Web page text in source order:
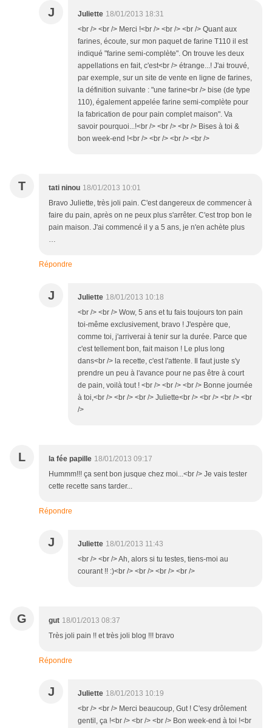
J Juliette 18/01/2013 18:31
<br /> <br /> Merci !<br /> <br /> <br /> Quant aux
farines, écoute, sur mon paquet de farine T110 il est
indiqué "farine semi-complète". On trouve les deux
appellations en fait, c'est<br /> étrange...! J'ai trouvé,
par exemple, sur un site de vente en ligne de farines,
la définition suivante : "une farine<br /> bise (de type
110), également appelée farine semi-complète pour
la fabrication de pour pain complet maison". Va
savoir pourquoi...!<br /> <br /> <br /> Bises à toi &
bon week-end !<br /> <br /> <br /> <br />
T tati ninou 18/01/2013 10:01
Bravo Juliette, très joli pain. C'est dangereux de commencer à
faire du pain, après on ne peux plus s'arrêter. C'est trop bon le
pain maison. J'ai commencé il y a 5 ans, je n'en achète plus
…
Répondre
J Juliette 18/01/2013 10:18
<br /> <br /> Wow, 5 ans et tu fais toujours ton pain
toi-même exclusivement, bravo ! J'espère que,
comme toi, j'arriverai à tenir sur la durée. Parce que
c'est tellement bon, fait maison ! Le plus long
dans<br /> la recette, c'est l'attente. Il faut juste s'y
prendre un peu à l'avance pour ne pas être à court
de pain, voilà tout ! <br /> <br /> <br /> Bonne journée
à toi,<br /> <br /> <br /> Juliette<br /> <br /> <br /> <br
/>
L la fée papille 18/01/2013 09:17
Hummm!!! ça sent bon jusque chez moi...<br /> Je vais tester
cette recette sans tarder...
Répondre
J Juliette 18/01/2013 11:43
<br /> <br /> Ah, alors si tu testes, tiens-moi au
courant !! :)<br /> <br /> <br /> <br />
G gut 18/01/2013 08:37
Très joli pain !! et très joli blog !!! bravo
Répondre
J Juliette 18/01/2013 10:19
<br /> <br /> Merci beaucoup, Gut ! C'esy drôlement
gentil, ça !<br /> <br /> <br /> Bon week-end à toi !<br